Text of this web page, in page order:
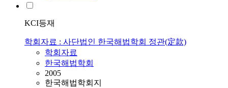
KCI등재
학회자료 : 사단법인 한국해법학회 정관(定款)
학회자료
한국해법학회
2005
한국해법학회지